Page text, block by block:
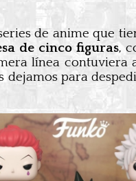
de anime que
de cinco figuras,
línea
dejamos para